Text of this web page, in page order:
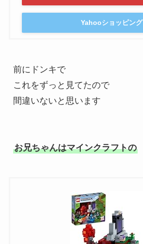
Yahooショッピング
前にドンキで
これをずっと見てたので
間違いないと思います
お兄ちゃんはマインクラフトの